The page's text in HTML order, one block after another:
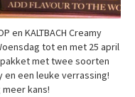
en KALTBACH Creamy
tot en met 25 april
met twee soorten
en een leuke verrassing!
kans!